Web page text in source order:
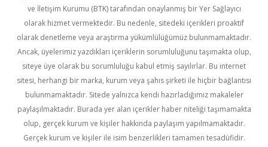
ve İletişim Kurumu (BTK) tarafından onaylanmış bir Yer Sağlayıcı
olarak hizmet vermektedir. Bu nedenle, sitedeki içerikleri proaktif
olarak denetleme veya araştırma yükümlülüğümüz bulunmamaktadır.
Ancak, üyelerimiz yazdıkları içeriklerin sorumluluğunu taşımakta olup,
siteye üye olarak bu sorumluluğu kabul etmiş sayılırlar. Bu internet
sitesi, herhangi bir marka, kurum veya şahıs şirketi ile hiçbir bağlantısı
bulunmamaktadır. Sitede yalnızca kendi hazırladığımız makaleler
paylaşılmaktadır. Burada yer alan içerikler haber niteliği taşımamakta
olup, gerçek kurum ve kişiler hakkında paylaşım yapılmamaktadır.
Gerçek kurum ve kişiler ile isim benzerlikleri tamamen tesadüfidir.